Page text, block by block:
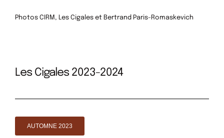
Photos CIRM, Les Cigales et Bertrand Paris-Romaskevich
Les Cigales 2023-2024
AUTOMNE 2023